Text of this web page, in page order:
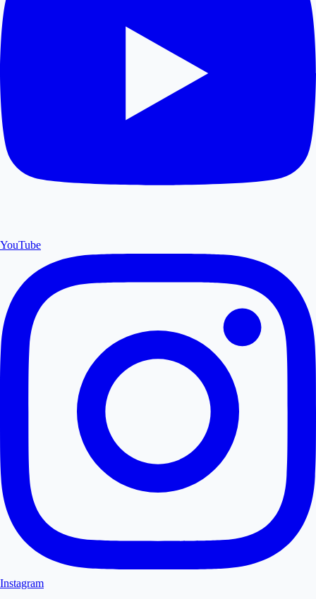
YouTube
Instagram